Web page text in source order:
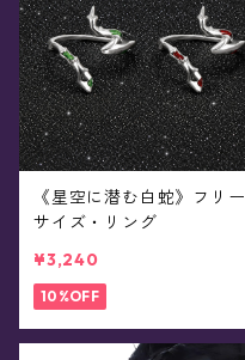
《星空に潜む白蛇》フリー
サイズ・リング
¥3,240
10%OFF